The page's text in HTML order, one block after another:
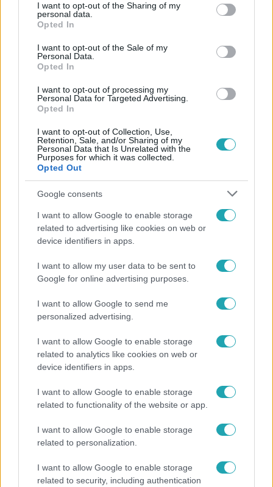
not limited to your visit or usage behaviour. You may click to
grant or deny consent to Google and its third-party tags to
use your data for below specified purposes in below Google
consent section.
I want to opt-out of the Sharing of my
personal data.
Opted In
I want to opt-out of the Sale of my
Personal Data.
Opted In
I want to opt-out of processing my
Personal Data for Targeted Advertising.
Opted In
I want to opt-out of Collection, Use,
Retention, Sale, and/or Sharing of my
Personal Data that Is Unrelated with the
Purposes for which it was collected.
Opted Out
Google consents
I want to allow Google to enable storage
related to advertising like cookies on web or
device identifiers in apps.
I want to allow my user data to be sent to
Google for online advertising purposes.
I want to allow Google to send me
personalized advertising.
I want to allow Google to enable storage
related to analytics like cookies on web or
device identifiers in apps.
I want to allow Google to enable storage
related to functionality of the website or app.
I want to allow Google to enable storage
related to personalization.
I want to allow Google to enable storage
related to security, including authentication
Népszerű
Reggeli
hőmérséklet a hét második felében
„A csúcs opcionális, a biztonságos hazatérés
kötelező” – 50 méterre a csúcstól fordult vissza